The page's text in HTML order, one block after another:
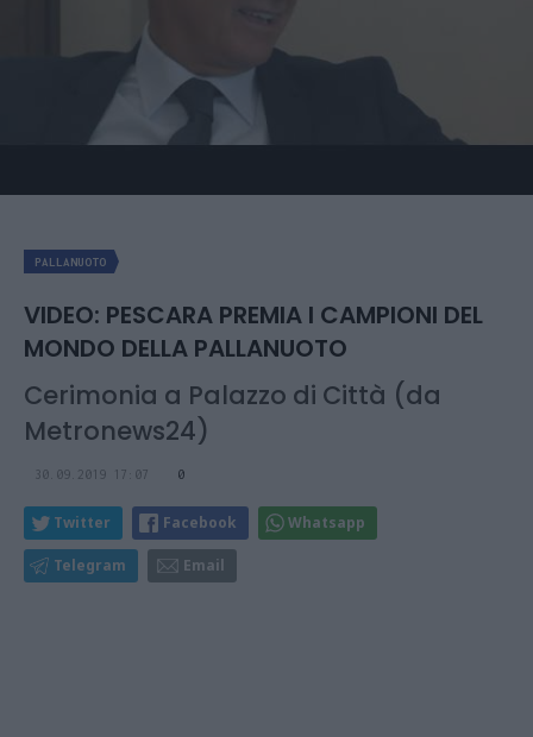
PALLANUOTO
VIDEO: PESCARA PREMIA I CAMPIONI DEL
MONDO DELLA PALLANUOTO
Cerimonia a Palazzo di Città (da
Metronews24)
30.09.2019 17:07 0
Twitter Facebook Whatsapp
Telegram Email